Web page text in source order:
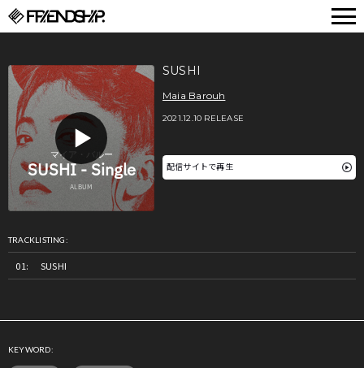
SUSHI
Maia Barouh
2021.12.10 RELEASE
配信サイトで再生
TRACKLISTING:
SUSHI
KEYWORD: